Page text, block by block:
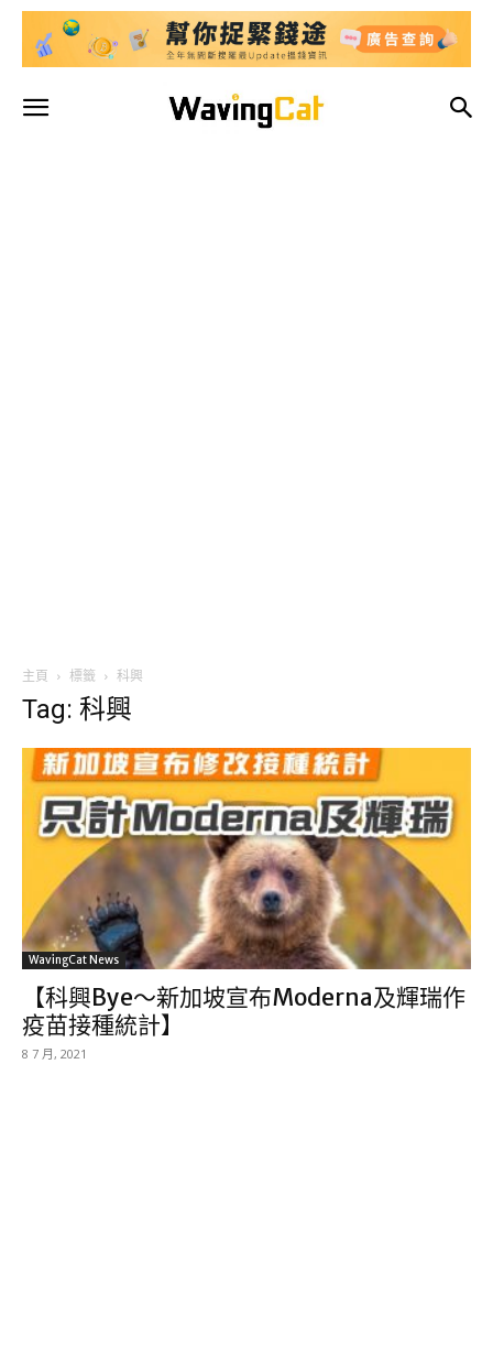
主頁 標籤 科興
Tag: 科興
WavingCat News
【科興Bye～新加坡宣布Moderna及輝瑞作
疫苗接種統計】
8 7 月, 2021